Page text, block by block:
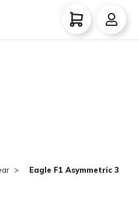
Eagle F1 Asymmetric 3 275/